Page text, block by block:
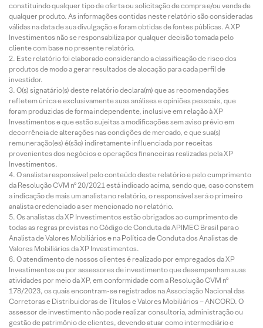
constituindo qualquer tipo de oferta ou solicitação de compra e/ou venda de
qualquer produto. As informações contidas neste relatório são consideradas
válidas na data de sua divulgação e foram obtidas de fontes públicas. A XP
Investimentos não se responsabiliza por qualquer decisão tomada pelo
cliente com base no presente relatório.
Este relatório foi elaborado considerando a classificação de risco dos
produtos de modo a gerar resultados de alocação para cada perfil de
investidor.
O(s) signatário(s) deste relatório declara(m) que as recomendações
refletem única e exclusivamente suas análises e opiniões pessoais, que
foram produzidas de forma independente, inclusive em relação à XP
Investimentos e que estão sujeitas a modificações sem aviso prévio em
decorrência de alterações nas condições de mercado, e que sua(s)
remuneração(es) é(são) indiretamente influenciada por receitas
provenientes dos negócios e operações financeiras realizadas pela XP
Investimentos.
O analista responsável pelo conteúdo deste relatório e pelo cumprimento
da Resolução CVM nº 20/2021 está indicado acima, sendo que, caso constem
a indicação de mais um analista no relatório, o responsável será o primeiro
analista credenciado a ser mencionado no relatório.
Os analistas da XP Investimentos estão obrigados ao cumprimento de
todas as regras previstas no Código de Conduta da APIMEC Brasil para o
Analista de Valores Mobiliários e na Política de Conduta dos Analistas de
Valores Mobiliários da XP Investimentos.
O atendimento de nossos clientes é realizado por empregados da XP
Investimentos ou por assessores de investimento que desempenham suas
atividades por meio da XP, em conformidade com a Resolução CVM nº
178/2023, os quais encontram-se registrados na Associação Nacional das
Corretoras e Distribuidoras de Títulos e Valores Mobiliários – ANCORD. O
assessor de investimento não pode realizar consultoria, administração ou
gestão de patrimônio de clientes, devendo atuar como intermediário e